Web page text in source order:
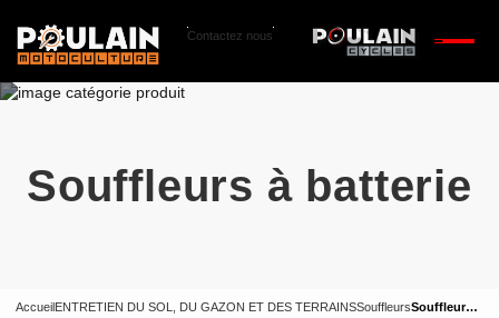
Contactez nous
Souffleurs à batterie
AccueilENTRETIEN DU SOL, DU GAZON ET DES TERRAINSSouffleurs Souffleurs à batterie